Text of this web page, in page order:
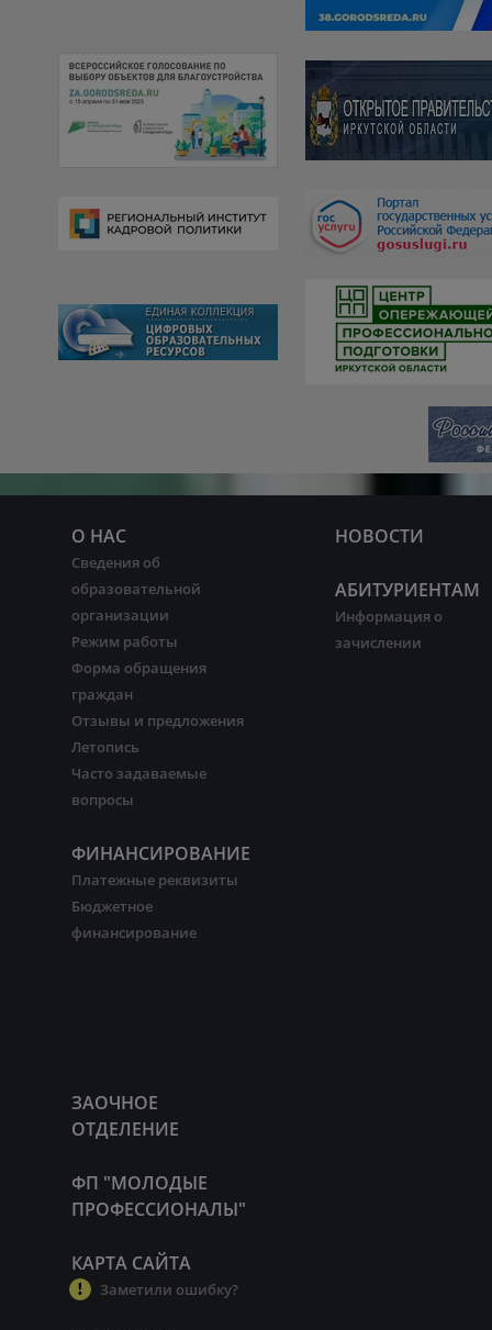
О НАС
Сведения об
образовательной
организации
Режим работы
Форма обращения
граждан
Отзывы и предложения
Летопись
Часто задаваемые
вопросы
ФИНАНСИРОВАНИЕ
Платежные реквизиты
Бюджетное
финансирование
НОВОСТИ
АБИТУРИЕНТАМ
Информация о
зачислении
ЗАОЧНОЕ
ОТДЕЛЕНИЕ
ФП "МОЛОДЫЕ
ПРОФЕССИОНАЛЫ"
КАРТА САЙТА
Заметили ошибку?